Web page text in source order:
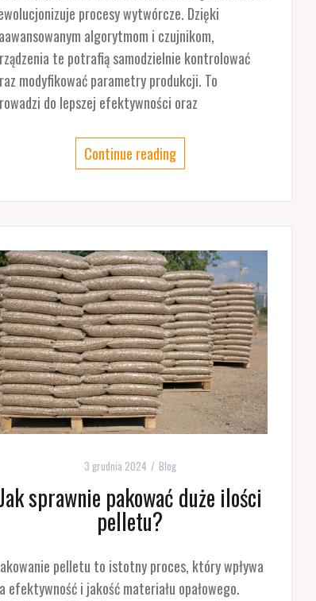
procesy wytwórcze. Dzięki
algorytmom i czujnikom,
te potrafią samodzielnie kontrolować
modyfikować parametry produkcji. To
do lepszej efektywności oraz
Continue reading
3 grudnia 2024 Blog
sprawnie pakować duże ilości
pelletu?
pelletu to istotny proces, który wpływa
efektywność i jakość materiału opałowego.